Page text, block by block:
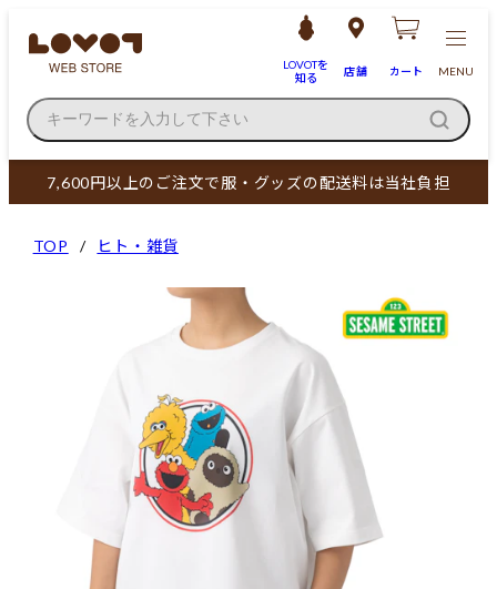
LOVOTを
知る
店舗 カート MENU
キーワードを入力して下さい
7,600円以上のご注文で服・グッズの配送料は当社負担
TOP ヒト・雑貨